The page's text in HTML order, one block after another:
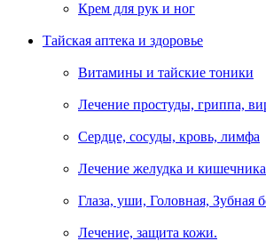
Крем для рук и ног
Тайская аптека и здоровье
Витамины и тайские тоники
Лечение простуды, гриппа,
Сердце, сосуды, кровь, лимфа
Лечение желудка и
Глаза, уши, Головная, Зубная
Лечение, защита кожи.